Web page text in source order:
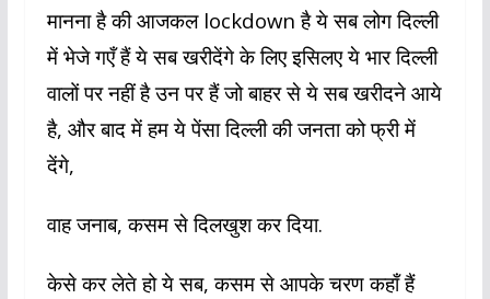
मानना है की आजकल lockdown है ये सब लोग दिल्ली
में भेजे गएँ हैं ये सब खरीदेंगे के लिए इसिलए ये भार दिल्ली
वालों पर नहीं है उन पर हैं जो बाहर से ये सब खरीदने आये
है, और बाद में हम ये पेंसा दिल्ली की जनता को फ्री में
देंगे,
वाह जनाब, कसम से दिलखुश कर दिया.
केसे कर लेते हो ये सब, कसम से आपके चरण कहाँ हैं